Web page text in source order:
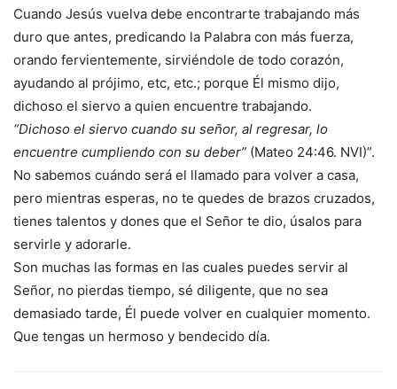
Cuando Jesús vuelva debe encontrarte trabajando más
duro que antes, predicando la Palabra con más fuerza,
orando fervientemente, sirviéndole de todo corazón,
ayudando al prójimo, etc, etc.; porque Él mismo dijo,
dichoso el siervo a quien encuentre trabajando.
“Dichoso el siervo cuando su señor, al regresar, lo
encuentre cumpliendo con su deber” (Mateo 24:46. NVI)”.
No sabemos cuándo será el llamado para volver a casa,
pero mientras esperas, no te quedes de brazos cruzados,
tienes talentos y dones que el Señor te dio, úsalos para
servirle y adorarle.
Son muchas las formas en las cuales puedes servir al
Señor, no pierdas tiempo, sé diligente, que no sea
demasiado tarde, Él puede volver en cualquier momento.
Que tengas un hermoso y bendecido día.